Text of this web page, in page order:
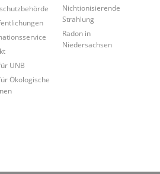
UNB
Ökologische
Nichtionisierende
Strahlung
Radon in
Niedersachsen